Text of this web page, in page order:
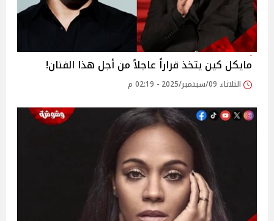
مايكل كين يتخذ قراراً عاجلاً من أجل هذا الفنان!
الثلاثاء 09/سبتمبر/2025 - 02:19 م